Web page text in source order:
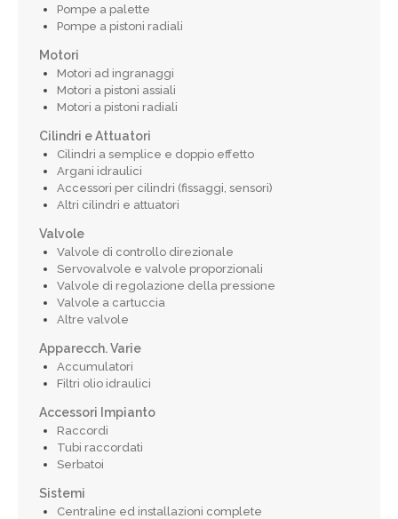
Pompe a palette
Pompe a pistoni radiali
Motori
Motori ad ingranaggi
Motori a pistoni assiali
Motori a pistoni radiali
Cilindri e Attuatori
Cilindri a semplice e doppio effetto
Argani idraulici
Accessori per cilindri (fissaggi, sensori)
Altri cilindri e attuatori
Valvole
Valvole di controllo direzionale
Servovalvole e valvole proporzionali
Valvole di regolazione della pressione
Valvole a cartuccia
Altre valvole
Apparecch. Varie
Accumulatori
Filtri olio idraulici
Accessori Impianto
Raccordi
Tubi raccordati
Serbatoi
Sistemi
Centraline ed installazioni complete